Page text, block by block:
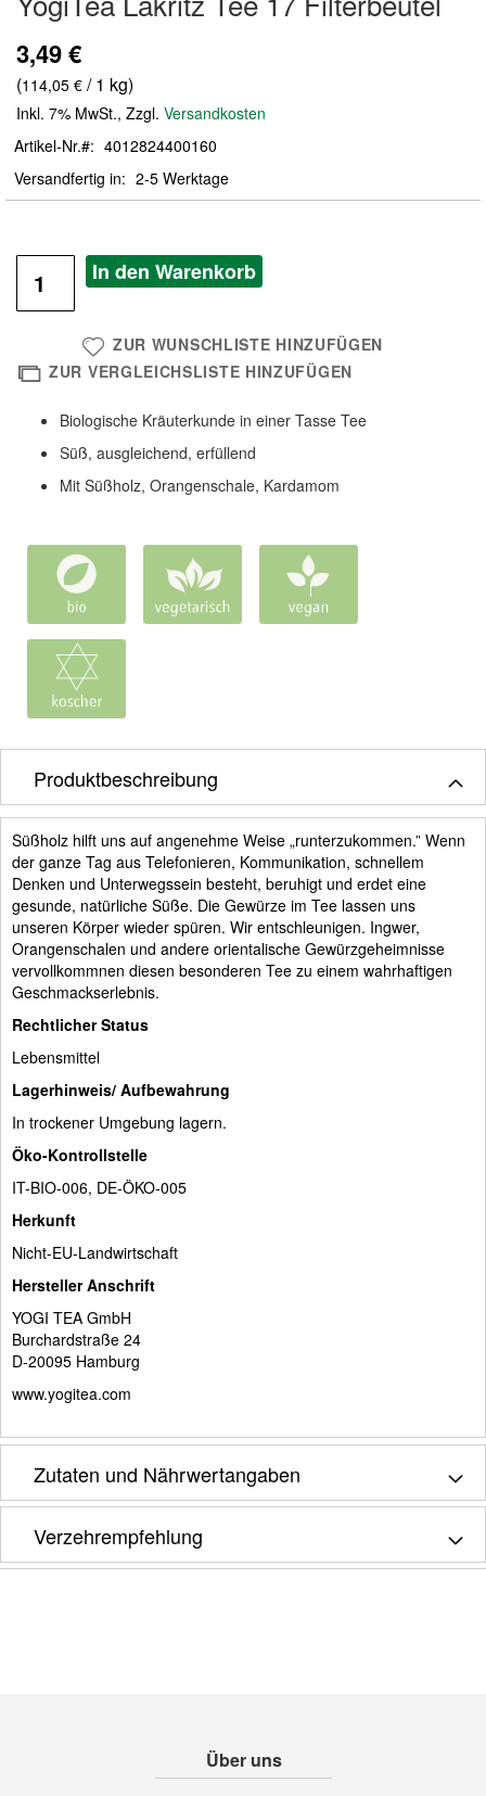
der
Bildergalerie
springen
3,49 €
(114,05 € / 1 kg)
Inkl. 7% MwSt., Zzgl. Versandkosten
Artikel-Nr.
4012824400160
Versandfertig in
2-5 Werktage
In den Warenkorb
ZUR WUNSCHLISTE HINZUFÜGEN
ZUR VERGLEICHSLISTE HINZUFÜGEN
Biologische Kräuterkunde in einer Tasse Tee
Süß, ausgleichend, erfüllend
Mit Süßholz, Orangenschale, Kardamom
Produktbeschreibung
Süßholz hilft uns auf angenehme Weise „runterzukommen.” Wenn
der ganze Tag aus Telefonieren, Kommunikation, schnellem
Denken und Unterwegssein besteht, beruhigt und erdet eine
gesunde, natürliche Süße. Die Gewürze im Tee lassen uns
unseren Körper wieder spüren. Wir entschleunigen. Ingwer,
Orangenschalen und andere orientalische Gewürzgeheimnisse
vervollkommnen diesen besonderen Tee zu einem wahrhaftigen
Geschmackserlebnis.
Rechtlicher Status
Lebensmittel
Lagerhinweis/ Aufbewahrung
In trockener Umgebung lagern.
Öko-Kontrollstelle
IT-BIO-006, DE-ÖKO-005
Herkunft
Nicht-EU-Landwirtschaft
Hersteller Anschrift
YOGI TEA GmbH
Burchardstraße 24
D-20095 Hamburg
www.yogitea.com
Zutaten und Nährwertangaben
Verzehrempfehlung
Über uns